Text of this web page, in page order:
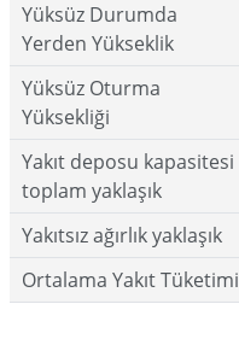
Yüksüz Durumda
Yerden Yükseklik
Yüksüz Oturma
Yüksekliği
Yakıt deposu kapasitesi
toplam yaklaşık
Yakıtsız ağırlık yaklaşık
Ortalama Yakıt Tüketimi